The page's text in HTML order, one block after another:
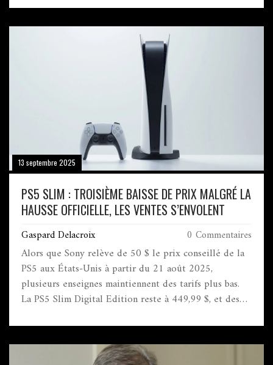
plusieurs configurations RAM/stockage. L’appareil se
veut le meilleur rapport qualité‑prix du milieu de
gamme, surtout pour les amateurs de photo et de
jeux. Son design élégant se décline en quatre coloris.
Un véritable challenger face aux flagships plus
13 septembre 2025
PS5 SLIM : TROISIÈME BAISSE DE PRIX MALGRÉ LA
HAUSSE OFFICIELLE, LES VENTES S’ENVOLENT
Gaspard Delacroix 0 Commentaires
Alors que Sony relève de 50 $ le prix conseillé de la
PS5 aux États‑Unis à partir du 21 août 2025,
plusieurs enseignes maintiennent des tarifs plus bas.
La PS5 Slim Digital Edition reste à 449,99 $, et des
jusqu’à 309,99 $, provoquant une ruée et des ventes
record sur tous les canaux.